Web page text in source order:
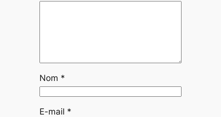
Nom *
E-mail *